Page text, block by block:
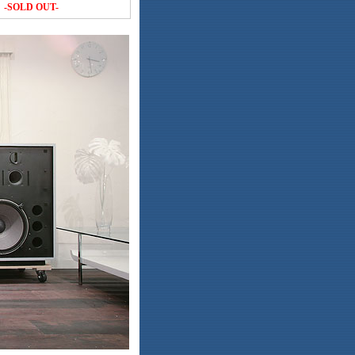
-SOLD OUT-